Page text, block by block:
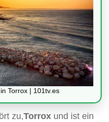
Torrox | 101tv.es
zu,Torrox und ist ein